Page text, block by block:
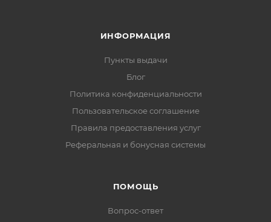
ИНФОРМАЦИЯ
Пункты выдачи
Блог
Политика конфиденциальности
Пользовательское соглашение
Правила предоставления услуг
Реферальная и бонусная системы
ПОМОЩЬ
Вопрос-ответ